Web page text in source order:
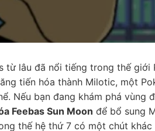
từ lâu đã nổi tiếng trong thế
tiến hóa thành Milotic, một
Nếu bạn đang khám phá vùng
Feebas Sun Moon để bổ sung
thế hệ thứ 7 có một chút